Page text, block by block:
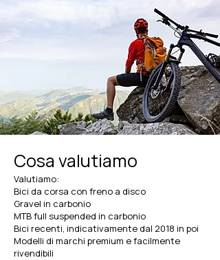
Cosa valutiamo
Valutiamo:
Bici da corsa con freno a disco
Gravel in carbonio
MTB full suspended in carbonio
Bici recenti, indicativamente dal 2018 in poi
Modelli di marchi premium e facilmente
rivendibili